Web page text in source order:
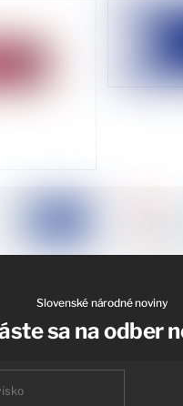
Slovenské národné noviny
sa na odber